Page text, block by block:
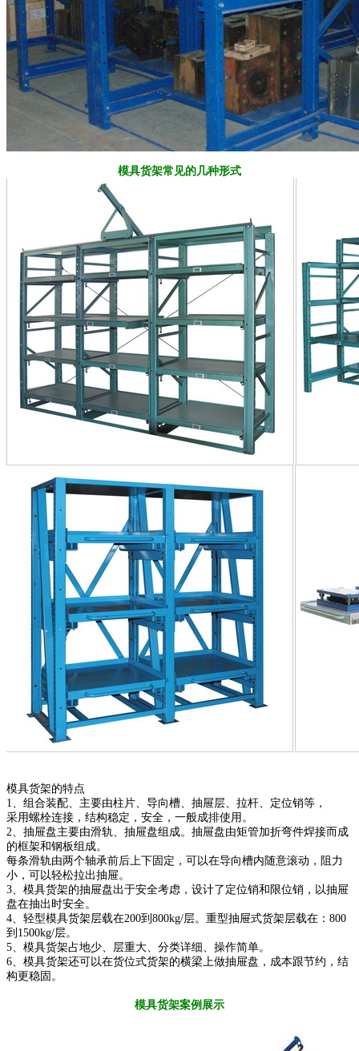
模具货架常见的几种形式
模具货架的特点
1、组合装配、主要由柱片、导向槽、抽屉层、拉杆、定位销等，
采用螺栓连接，结构稳定，安全，一般成排使用。
2、抽屉盘主要由滑轨、抽屉盘组成。抽屉盘由矩管加折弯件焊接而成
的框架和钢板组成。
每条滑轨由两个轴承前后上下固定，可以在导向槽内随意滚动，阻力
小，可以轻松拉出抽屉。
3、模具货架的抽屉盘出于安全考虑，设计了定位销和限位销，以抽屉
盘在抽出时安全。
4、轻型模具货架层载在200到800kg/层。重型抽屉式货架层载在：800
到1500kg/层。
5、模具货架占地少、层重大、分类详细、操作简单。
6、模具货架还可以在货位式货架的横梁上做抽屉盘，成本跟节约，结
构更稳固。
模具货架案例展示